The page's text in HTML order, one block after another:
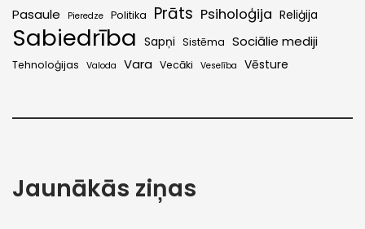
Pasaule Pieredze Politika Prāts Psiholoģija Reliģija
Sabiedrība Sapņi Sistēma Sociālie mediji
Tehnoloģijas Valoda Vara Vecāki Veselība Vēsture
Jaunākās ziņas